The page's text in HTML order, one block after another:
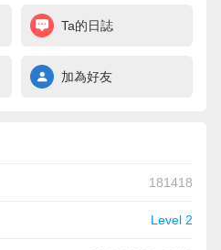
Ta的日誌
加為好友
181418
Level 2